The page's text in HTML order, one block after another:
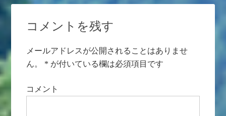
コメントを残す
メールアドレスが公開されることはありませ
ん。
* が付いている欄は必須項目です
コメント